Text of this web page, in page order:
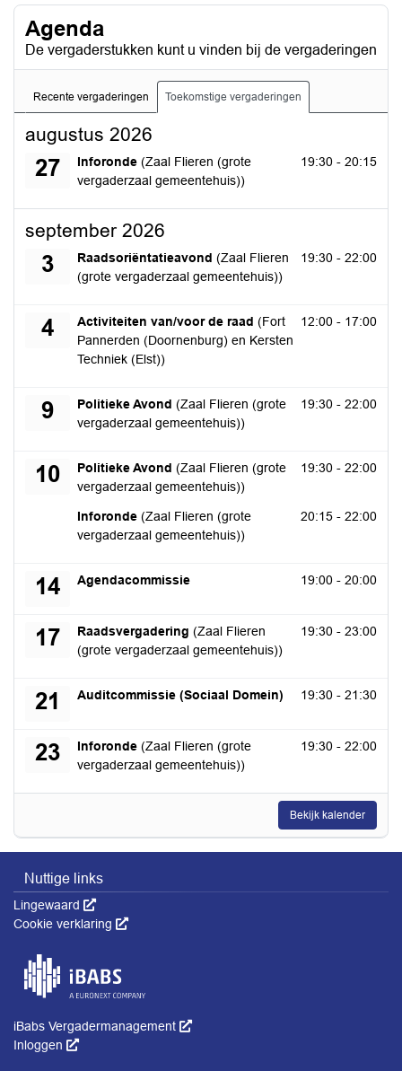
Agenda
De vergaderstukken kunt u vinden bij de vergaderingen
Recente vergaderingen Toekomstige vergaderingen
augustus 2026
27 Inforonde (Zaal Flieren (grote
vergaderzaal gemeentehuis))
donderdag 27 augustus 2026 19:30 - 20:15
september 2026
3 Raadsoriëntatieavond (Zaal Flieren
(grote vergaderzaal gemeentehuis))
donderdag 3 september 2026 19:30 - 22:00
4 Activiteiten van/voor de raad (Fort
Pannerden (Doornenburg) en Kersten
Techniek (Elst))
vrijdag 4 september 2026 12:00 - 17:00
9 Politieke Avond (Zaal Flieren (grote
vergaderzaal gemeentehuis))
woensdag 9 september 2026 19:30 - 22:00
10 Politieke Avond (Zaal Flieren (grote
vergaderzaal gemeentehuis))
donderdag 10 september 2026 19:30 - 22:00
Inforonde (Zaal Flieren (grote
vergaderzaal gemeentehuis))
donderdag 10 september 2026 20:15 - 22:00
14 Agendacommissie
maandag 14 september 2026 19:00 - 20:00
17 Raadsvergadering (Zaal Flieren
(grote vergaderzaal gemeentehuis))
donderdag 17 september 2026 19:30 - 23:00
21 Auditcommissie (Sociaal Domein)
maandag 21 september 2026 19:30 - 21:30
23 Inforonde (Zaal Flieren (grote
vergaderzaal gemeentehuis))
woensdag 23 september 2026 19:30 - 22:00
Bekijk kalender
Nuttige links
Lingewaard Deze link wordt in een nieuw venster geopend
Cookie verklaring Deze link wordt in een nieuw venster geopend
iBabs Vergadermanagement Deze link wordt in een nieuw venster
Inloggen Deze link wordt in een nieuw venster geopend